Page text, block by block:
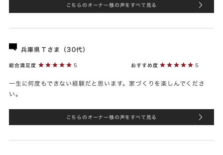
こちらのオーナー様の声をすべて見る
兵庫県Ｔさま（30代）
総合満足度 5 おすすめ度 5
一生に何度もできない経験だと思います。家づくりを楽しんでくださ
い。
こちらのオーナー様の声をすべて見る